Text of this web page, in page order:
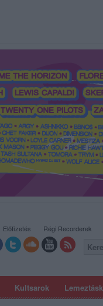
Kultsarok
Előfizetés Régi Recorderek